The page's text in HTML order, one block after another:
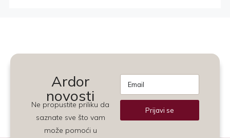
Ardor
novosti
Ne propustite priliku da
saznate sve što vam
može pomoći u
Prijavi se